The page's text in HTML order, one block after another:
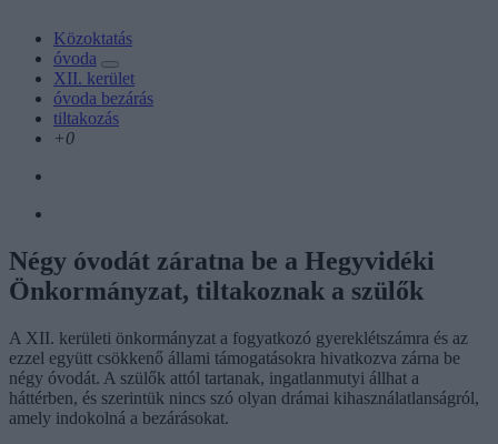
Közoktatás
óvoda
XII. kerület
óvoda bezárás
tiltakozás
+0
Négy óvodát záratna be a Hegyvidéki
Önkormányzat, tiltakoznak a szülők
A XII. kerületi önkormányzat a fogyatkozó gyereklétszámra és az
ezzel együtt csökkenő állami támogatásokra hivatkozva zárna be
négy óvodát. A szülők attól tartanak, ingatlanmutyi állhat a
háttérben, és szerintük nincs szó olyan drámai kihasználatlanságról,
amely indokolná a bezárásokat.